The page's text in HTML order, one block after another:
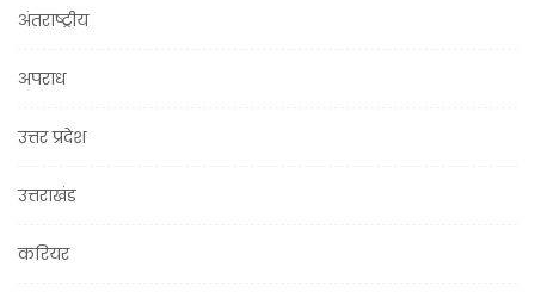
अंतराष्ट्रीय
अपराध
उत्तर प्रदेश
उत्तराखंड
करियर